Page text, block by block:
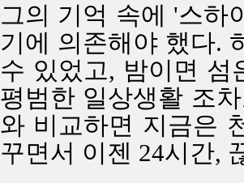
그의 기억 속에 '스하
기에 의존해야 했다.
수 있었고, 밤이면 섬
평범한 일상생활 조
와 비교하면 지금은
꾸면서 이젠 24시간,